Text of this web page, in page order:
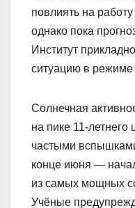
повлиять на
однако пока
Институт
ситуацию в режиме
Солнечная
на пике 11-летнего
частыми
конце июня —
из самых мощных
Учёные